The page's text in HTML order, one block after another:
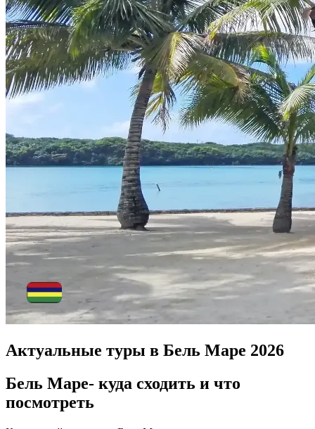
Актуальные туры в Бель Маре 2026
Бель Маре- куда сходить и что
посмотреть